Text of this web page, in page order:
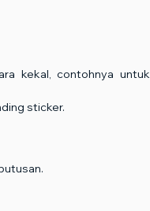
kekal, contohnya untuk
sticker.